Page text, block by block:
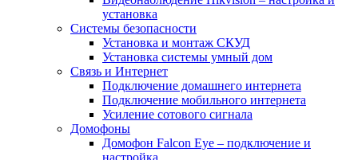
установка
Системы безопасности
Установка и монтаж СКУД
Установка системы умный дом
Связь и Интернет
Подключение домашнего интернета
Подключение мобильного интернета
Усиление сотового сигнала
Домофоны
Домофон Falcon Eye – подключение и